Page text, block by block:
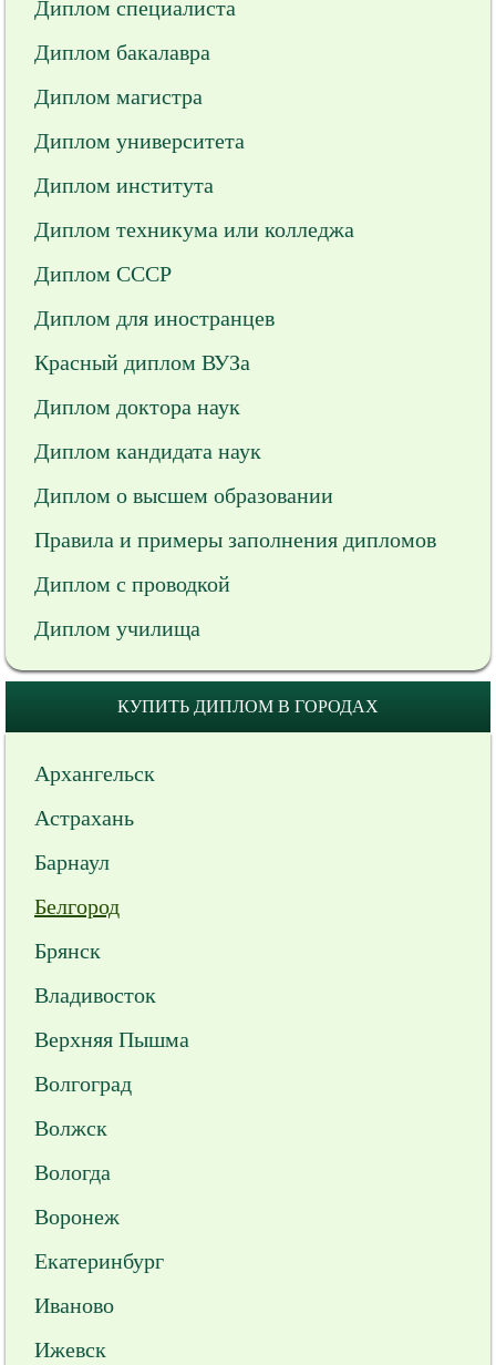
Диплом специалиста
Диплом бакалавра
Диплом магистра
Диплом университета
Диплом института
Диплом техникума или колледжа
Диплом СССР
Диплом для иностранцев
Красный диплом ВУЗа
Диплом доктора наук
Диплом кандидата наук
Диплом о высшем образовании
Правила и примеры заполнения дипломов
Диплом с проводкой
Диплом училища
КУПИТЬ ДИПЛОМ В ГОРОДАХ
Архангельск
Астрахань
Барнаул
Белгород
Брянск
Владивосток
Верхняя Пышма
Волгоград
Волжск
Вологда
Воронеж
Екатеринбург
Иваново
Ижевск